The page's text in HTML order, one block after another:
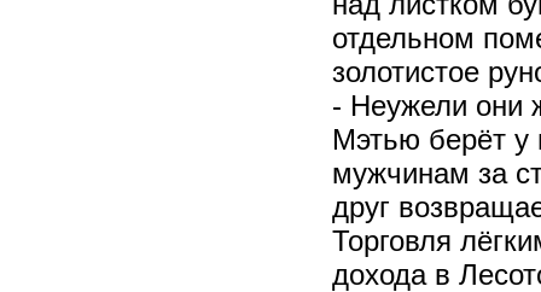
отдельном
золотистое
- Неужели они
Мэтью берёт у
мужчинам за
друг
Торговля
дохода в